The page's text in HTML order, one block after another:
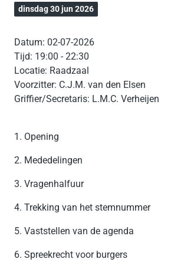
dinsdag 30 jun 2026
Datum: 02-07-2026
Tijd: 19:00 - 22:30
Locatie: Raadzaal
Voorzitter: C.J.M. van den Elsen
Griffier/Secretaris: L.M.C. Verheijen
1. Opening
2. Mededelingen
3. Vragenhalfuur
4. Trekking van het stemnummer
5. Vaststellen van de agenda
6. Spreekrecht voor burgers